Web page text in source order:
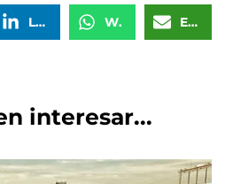
LinkedIn WhatsApp Email
interesar...